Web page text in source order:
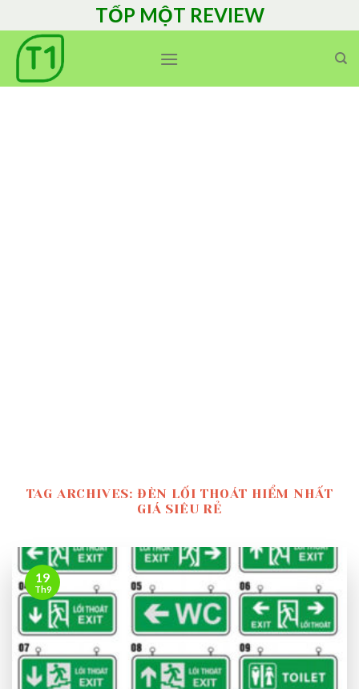
to
content
TỐP MỘT REVIEW
TAG ARCHIVES: ĐÈN LỐI THOÁT HIỂM NHẤT
GIÁ SIÊU RẺ
19
Th9